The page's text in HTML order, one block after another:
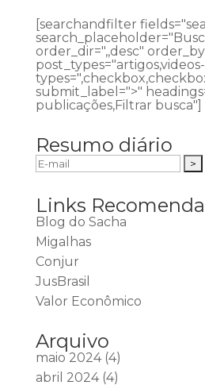
[searchandfilter
order_dir=",,desc"
submit_label=">"
publicações,Filtrar busca"]
Resumo diário
Links
Blog do Sacha
Migalhas
Conjur
JusBrasil
Valor Econômico
Arquivo
maio 2024(4)
abril 2024(4)